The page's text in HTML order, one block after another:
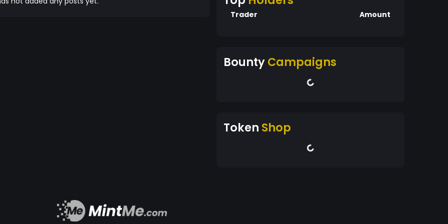
Trader Amount
BountyCampaigns
Token Shop